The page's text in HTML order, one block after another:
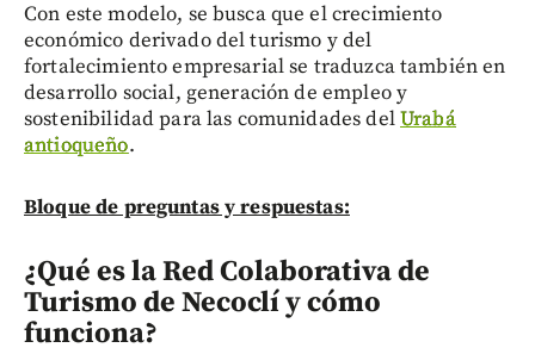
Con este modelo, se busca que el crecimiento
económico derivado del turismo y del
fortalecimiento empresarial se traduzca también en
desarrollo social, generación de empleo y
sostenibilidad para las comunidades delUrabá
antioqueño.
Bloque de preguntas y respuestas:
¿Qué es la Red Colaborativa de
Turismo de Necoclí y cómo
funciona?